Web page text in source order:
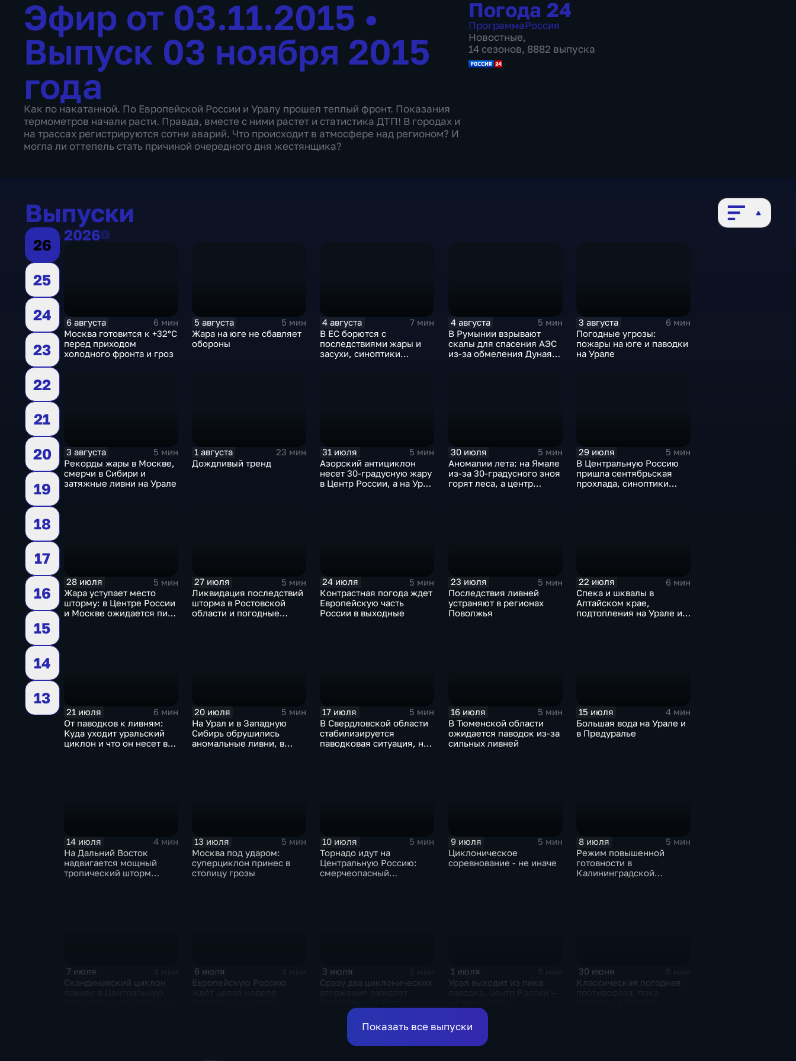
Эфир от 03.11.2015 •
Выпуск 03 ноября 2015
года
Как по накатанной. По Европейской России и Уралу прошел теплый фронт. Показания
термометров начали расти. Правда, вместе с ними растет и статистика ДТП! В городах и
на трассах регистрируются сотни аварий. Что происходит в атмосфере над регионом? И
могла ли оттепель стать причиной очередного дня жестянщика?
Погода 24
ПрограммаРоссия
Новостные,
14 сезонов, 8882 выпуска
Выпуски
26
25
24
23
22
21
20
19
18
17
16
15
14
13
20262026
6 августа
6 мин
Москва готовится к +32°C
перед приходом
холодного фронта и гроз
5 августа
5 мин
Жара на юге не сбавляет
обороны
4 августа
7 мин
В ЕС борются с
последствиями жары и
засухи, синоптики
4 августа
5 мин
В Румынии взрывают
скалы для спасения АЭС
из-за обмеления Дуная,
3 августа
6 мин
Погодные угрозы:
пожары на юге и паводки
на Урале
3 августа
5 мин
Рекорды жары в Москве,
смерчи в Сибири и
затяжные ливни на Урале
1 августа
23 мин
Дождливый тренд
31 июля
5 мин
Азорский антициклон
несет 30-градусную жару
в Центр России, а на Урал
30 июля
5 мин
Аномалии лета: на Ямале
из-за 30-градусного зноя
горят леса, а центр
29 июля
5 мин
В Центральную Россию
пришла сентябрьская
прохлада, синоптики
28 июля
5 мин
Жара уступает место
шторму: в Центре России
и Москве ожидается пик
27 июля
5 мин
Ликвидация последствий
шторма в Ростовской
области и погодные
24 июля
5 мин
Контрастная погода ждет
Европейскую часть
России в выходные
23 июля
5 мин
Последствия ливней
устраняют в регионах
Поволжья
22 июля
6 мин
Спека и шквалы в
Алтайском крае,
подтопления на Урале и
21 июля
6 мин
От паводков к ливням:
Куда уходит уральский
циклон и что он несет в
20 июля
5 мин
На Урал и в Западную
Сибирь обрушились
аномальные ливни, в
17 июля
5 мин
В Свердловской области
стабилизируется
паводковая ситуация, но
16 июля
5 мин
В Тюменской области
ожидается паводок из-за
сильных ливней
15 июля
4 мин
Большая вода на Урале и
в Предуралье
14 июля
4 мин
На Дальний Восток
надвигается мощный
тропический шторм
13 июля
5 мин
Москва под ударом:
суперциклон принес в
столицу грозы
10 июля
5 мин
Торнадо идут на
Центральную Россию:
смерчеопасный
9 июля
5 мин
Циклоническое
соревнование - не иначе
8 июля
5 мин
Режим повышенной
готовности в
Калининградской
7 июля
Скандинавский циклон
6 июля
Европейскую Россию
3 июля
Сразу два циклонических
оставшиеся дни недели
1 июля
Урал выходит из пика
30 июня
Классическая погодная
Показать все выпуски